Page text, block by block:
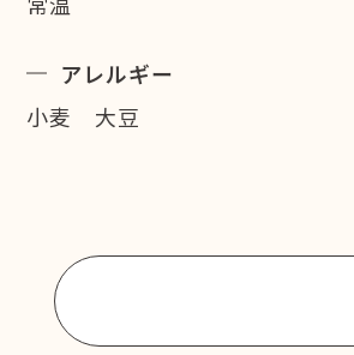
アレルギー
小麦 大豆